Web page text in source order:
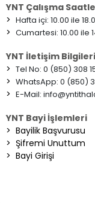
YNT Çalışma
> Hafta içi: 10.00 ile
> Cumartesi: 10.00 ile
YNT İletişim Bilgileri
> Tel No: 0 (850) 308
> WhatsApp: 0 (850)
> E-Mail:
YNT Bayi İşlemleri
> Bayilik Başvurusu
> Şifremi Unuttum
> Bayi Girişi